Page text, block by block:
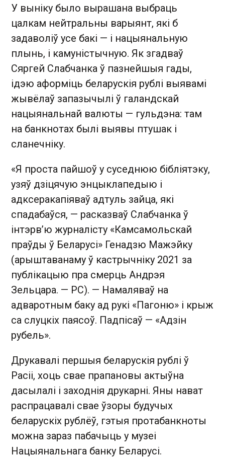
У выніку было вырашана выбраць
цалкам нейтральны варыянт, які б
задаволіў усе бакі — і нацыянальную
плынь, і камуністычную. Як згадваў
Сяргей Слабчанка ў пазнейшыя гады,
ідэю аформіць беларускія рублі выявамі
жывёлаў запазычылі ў галандскай
нацыянальнай валюты — гульдэна: там
на банкнотах былі выявы птушак і
сланечніку.
«Я проста пайшоў у суседнюю бібліятэку,
узяў дзіцячую энцыклапедыю і
адксеракапіяваў адтуль зайца, які
спадабаўся, — расказваў Слабчанка ў
інтэрв’ю журналісту «Камсамольскай
праўды ў Беларусі» Генадзю Мажэйку
(арыштаванаму ў кастрычніку 2021 за
публікацыю пра смерць Андрэя
Зельцара. — РС). — Намаляваў на
адваротным баку ад рукі «Пагоню» і крыж
са слуцкіх паясоў. Падпісаў — «Адзін
рубель».
Друкавалі першыя беларускія рублі ў
Расіі, хоць свае прапановы актыўна
дасылалі і заходнія друкарні. Яны нават
распрацавалі свае ўзоры будучых
беларускіх рублёў, гэтыя протабанкноты
можна зараз пабачыць у музеі
Нацыянальнага банку Беларусі.